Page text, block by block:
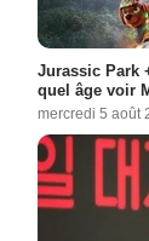
Jurassic Park
quel âge voir
mercredi 5 août